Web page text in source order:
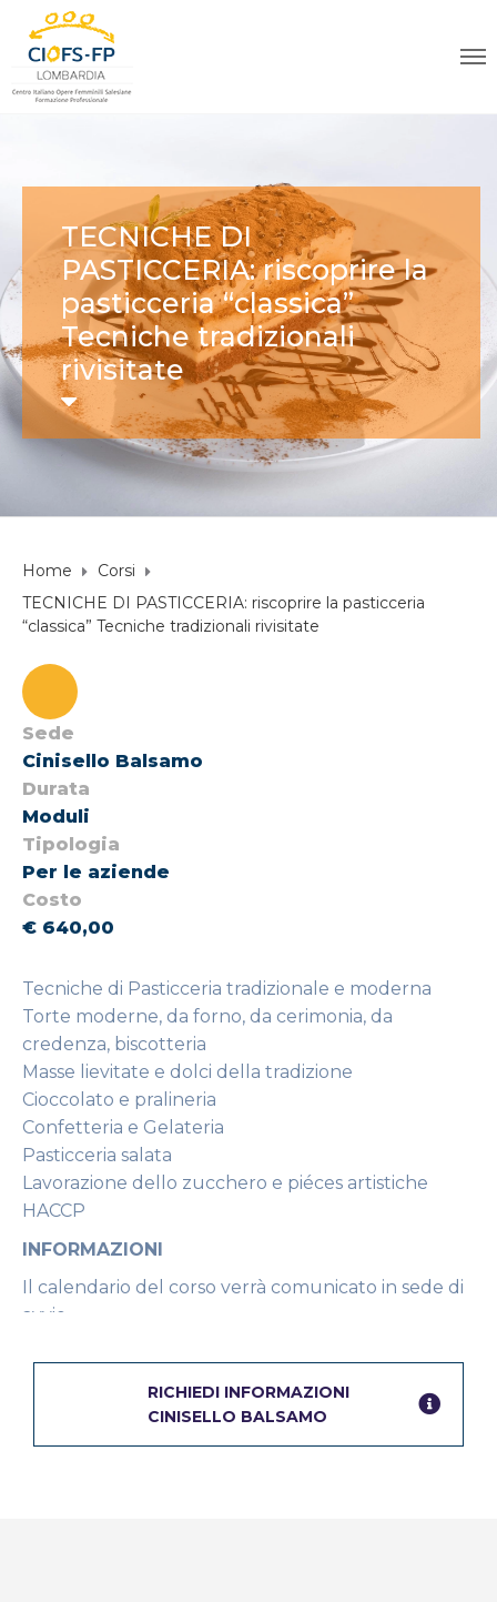
TECNICHE DI
PASTICCERIA: riscoprire la
pasticceria “classica”
Tecniche tradizionali
rivisitate
Home
Corsi
TECNICHE DI PASTICCERIA: riscoprire la pasticceria
“classica” Tecniche tradizionali rivisitate
Sede
Cinisello Balsamo
Durata
Moduli
Tipologia
Per le aziende
Costo
€ 640,00
Tecniche di Pasticceria tradizionale e moderna
Torte moderne, da forno, da cerimonia, da
credenza, biscotteria
Masse lievitate e dolci della tradizione
Cioccolato e pralineria
Confetteria e Gelateria
Pasticceria salata
Lavorazione dello zucchero e piéces artistiche
HACCP
INFORMAZIONI
Il calendario del corso verrà comunicato in sede di
avvio.
10 partecipantiRICHIEDI INFORMAZIONI
CINISELLO BALSAMO